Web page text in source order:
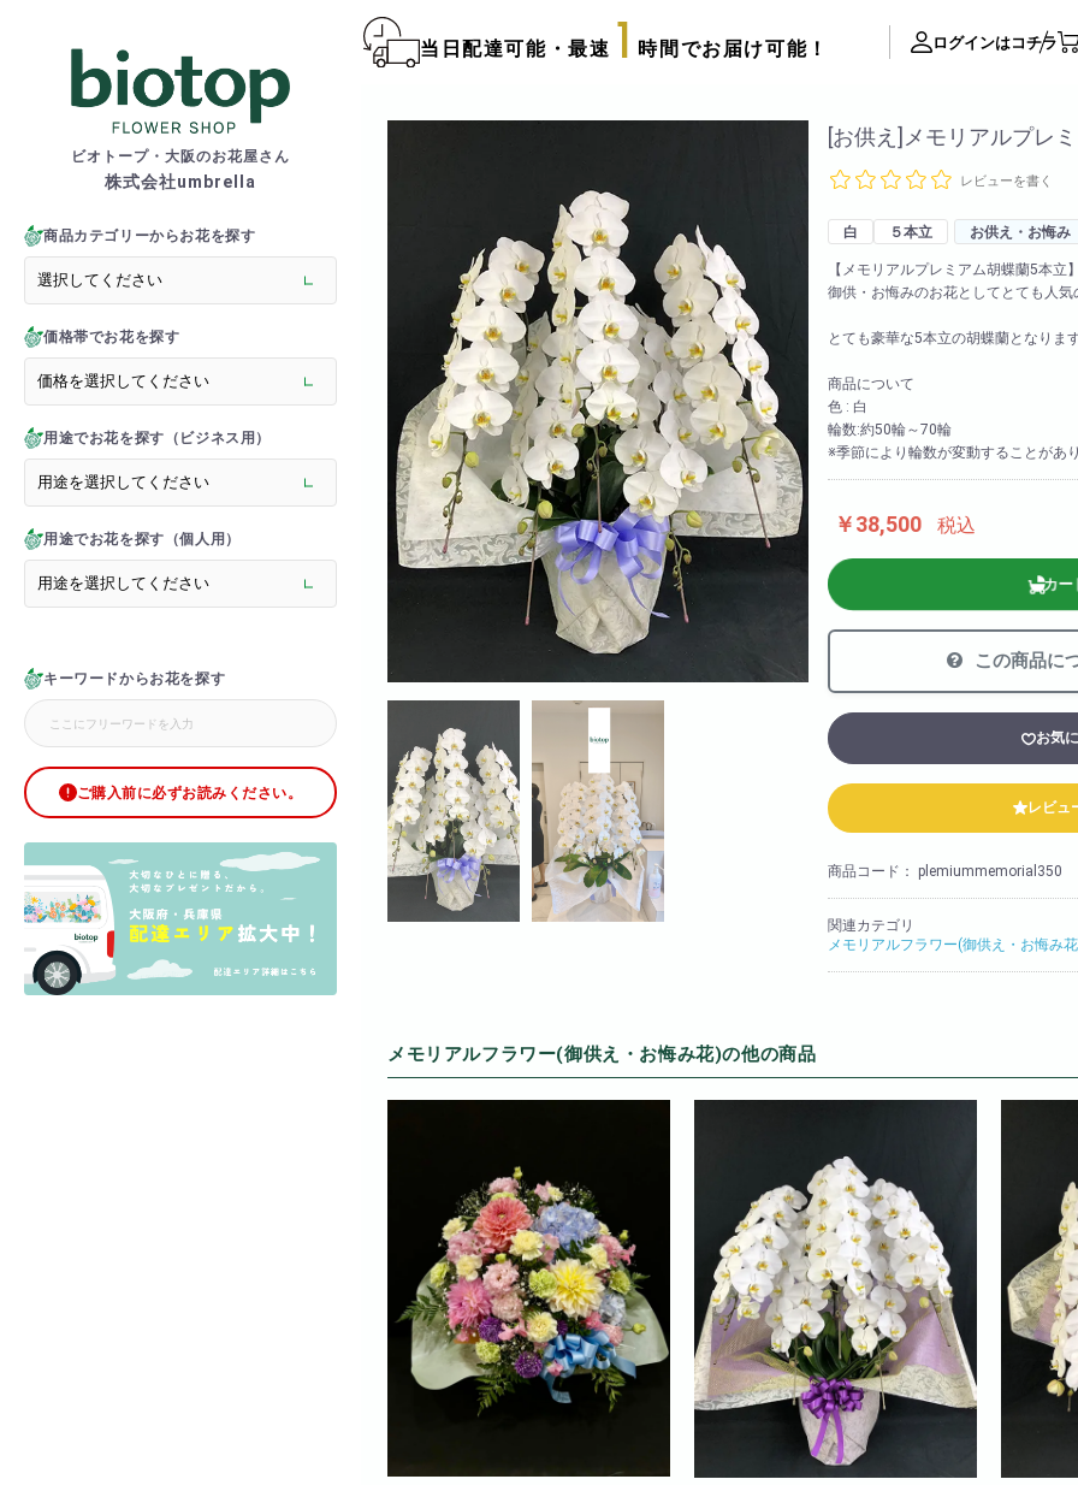
ビオトープ・大阪のお花屋さん
株式会社umbrella
商品カテゴリーからお花を探す
価格帯でお花を探す
用途でお花を探す（ビジネス用）
用途でお花を探す（個人用）
キーワードからお花を探す
ご購入前に必ずお読みください。
当日配達可能・最速 1 時間でお届け可能！ ログインはコチラ
> フラワースタンド
> バルーンスタンド
> オーダーメイド
> フラワーアレンジメント
> バルーン＆ぬいぐるみアレンジメント
> 花束(フラワーブーケ)
> バルーン＆ぬいぐるみ花束
> アーティフィシャルグリッターローズ
> 推し活フラワーバルーン
> メモリアルフラワー
> ラグジュアリーフラワー
> サプライズ装飾・ホテル装飾
> バルーン装飾
> シャボンフラワー
> ブリザードフラワー
> ボックスフラワー
> ローズベア
> 金額調整オプション
サプライズ装飾ギャラリー
推し活用推し花・フラスタ
口コミ・評判
FAX注文用紙
後払い決済申請用紙
カタログ請求
配達可能エリア
スタッフブログ
biotopの沿革
法人様向け
胡蝶蘭の値段や相場
[お供え]メモリアルプレ
レビューを書く
白 ５本立 お供え・お悔み
【メモリアルプレミアム胡蝶蘭5本立
御供・お悔みのお花としてとても人気
とても豪華な5本立の胡蝶蘭となりま
商品について
色 : 白
輪数:約50輪～70輪
※季節により輪数が変動することがあ
￥38,500 税込
カー
この商品に
お気
レビュ
商品コード： plemiummemorial350
関連カテゴリ
メモリアルフラワー(御供え・お悔み
メモリアルフラワー(御供え・お悔み花)の他の商品